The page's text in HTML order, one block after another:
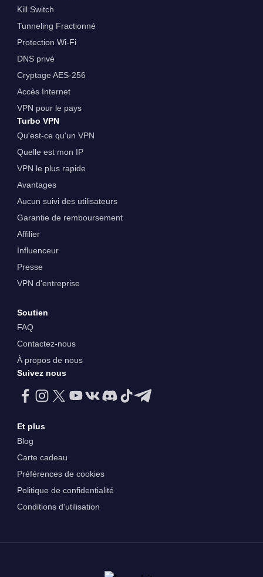
Kill Switch
Tunneling Fractionné
Protection Wi-Fi
DNS privé
Cryptage AES-256
Accès Internet
VPN pour le pays
Turbo VPN
Qu'est-ce qu'un VPN
Quelle est mon IP
VPN le plus rapide
Avantages
Aucun suivi des utilisateurs
Garantie de remboursement
Affilier
Influenceur
Presse
VPN d'entreprise
Soutien
FAQ
Contactez-nous
À propos de nous
Suivez nous
Et plus
Blog
Carte cadeau
Préférences de cookies
Politique de confidentialité
Conditions d'utilisation